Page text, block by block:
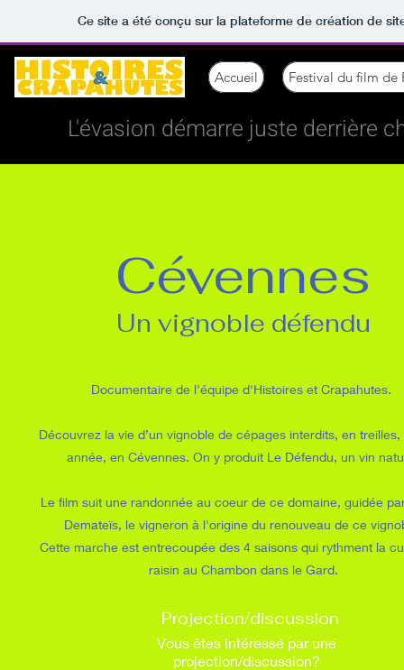
Ce site a été conçu sur la plateforme de création de
Accueil Festival du film de
L'évasion démarre juste derrière
Cévennes
Un vignoble défendu
Documentaire de l'équipe d'Histoires et Crapahutes.
Découvrez la vie d’un vignoble de cépages interdits, en
année, en Cévennes. On y produit Le Défendu, un vin
Le film suit une randonnée au coeur de ce domaine, guidée
Demateïs, le vigneron à l'origine du renouveau de ce
Cette marche est entrecoupée des 4 saisons qui rythment la
raisin au Chambon dans le Gard.
Vous êtes intéressé par une
projection/discussion?
Projection/discussion